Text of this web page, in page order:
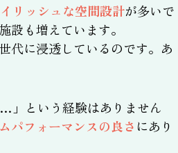
リッシュな空間設計が多いで
も増えています。
代に浸透しているのです。あ
」という経験はありません
パフォーマンスの良さ にあり